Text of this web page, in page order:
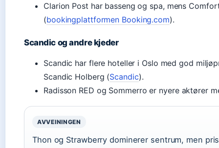
Clarion Post har basseng og spa, mens
(bookingplattformen Booking.com).
Scandic og andre kjeder
Scandic har flere hoteller i Oslo med god
Scandic Holberg (Scandic).
Radisson RED og Sommerro er nyere aktører
AVVEININGEN
Thon og Strawberry dominerer sentrum, men